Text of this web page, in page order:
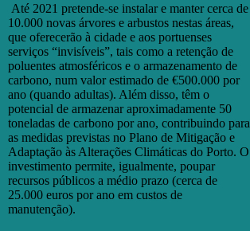
Até 2021 pretende-se instalar e manter cerca de
10.000 novas árvores e arbustos nestas áreas,
que oferecerão à cidade e aos portuenses
serviços “invisíveis”, tais como a retenção de
poluentes atmosféricos e o armazenamento de
carbono, num valor estimado de €500.000 por
ano (quando adultas). Além disso, têm o
potencial de armazenar aproximadamente 50
toneladas de carbono por ano, contribuindo para
as medidas previstas no Plano de Mitigação e
Adaptação às Alterações Climáticas do Porto. O
investimento permite, igualmente, poupar
recursos públicos a médio prazo (cerca de
25.000 euros por ano em custos de
manutenção).